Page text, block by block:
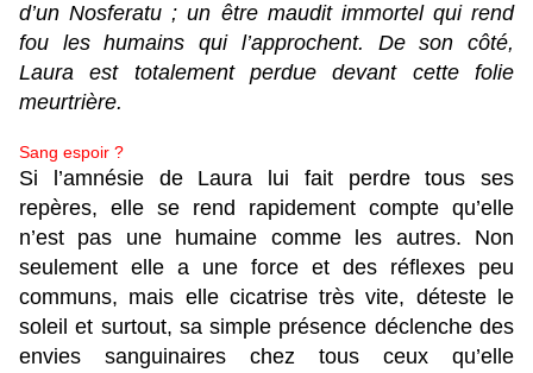
d’un Nosferatu ; un être maudit immortel qui rend
fou les humains qui l’approchent. De son côté,
Laura est totalement perdue devant cette folie
meurtrière.
Sang espoir ?
Si l’amnésie de Laura lui fait perdre tous ses
repères, elle se rend rapidement compte qu’elle
n’est pas une humaine comme les autres. Non
seulement elle a une force et des réflexes peu
communs, mais elle cicatrise très vite, déteste le
soleil et surtout, sa simple présence déclenche des
envies sanguinaires chez tous ceux qu’elle